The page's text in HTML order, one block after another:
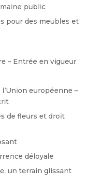
public
pour des meubles et
– Entrée en vigueur
européenne –
de fleurs et droit
déloyale
un terrain glissant